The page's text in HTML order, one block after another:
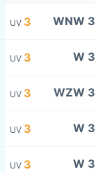
UV 3 WNW 3
UV 3 W 3
UV 3 WZW 3
UV 3 W 3
UV 3 W 3